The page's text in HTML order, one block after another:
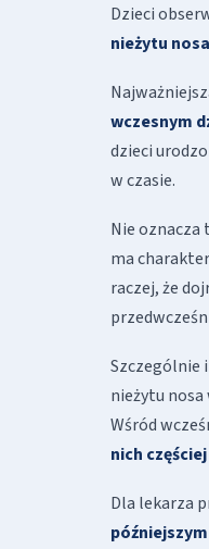
Dzieci
nieżytu nosa
wczesnym
dzieci
w czasie.
Nie oznacza
ma
raczej, że
Szczególnie
nieżytu nosa
Wśród
nich częściej
Dla lekarza